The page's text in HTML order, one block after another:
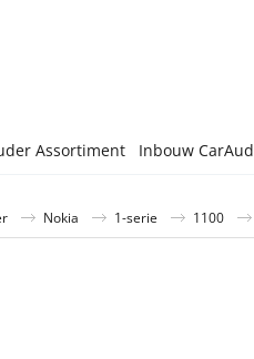
Assortiment Inbouw
Nokia 1-serie 1100